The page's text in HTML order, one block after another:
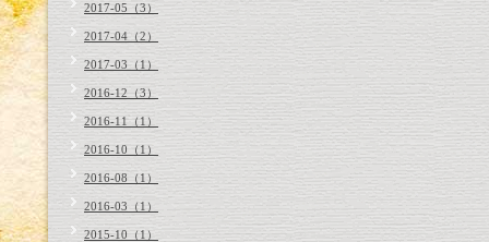
2017-05（3）
2017-04（2）
2017-03（1）
2016-12（3）
2016-11（1）
2016-10（1）
2016-08（1）
2016-03（1）
2015-10（1）